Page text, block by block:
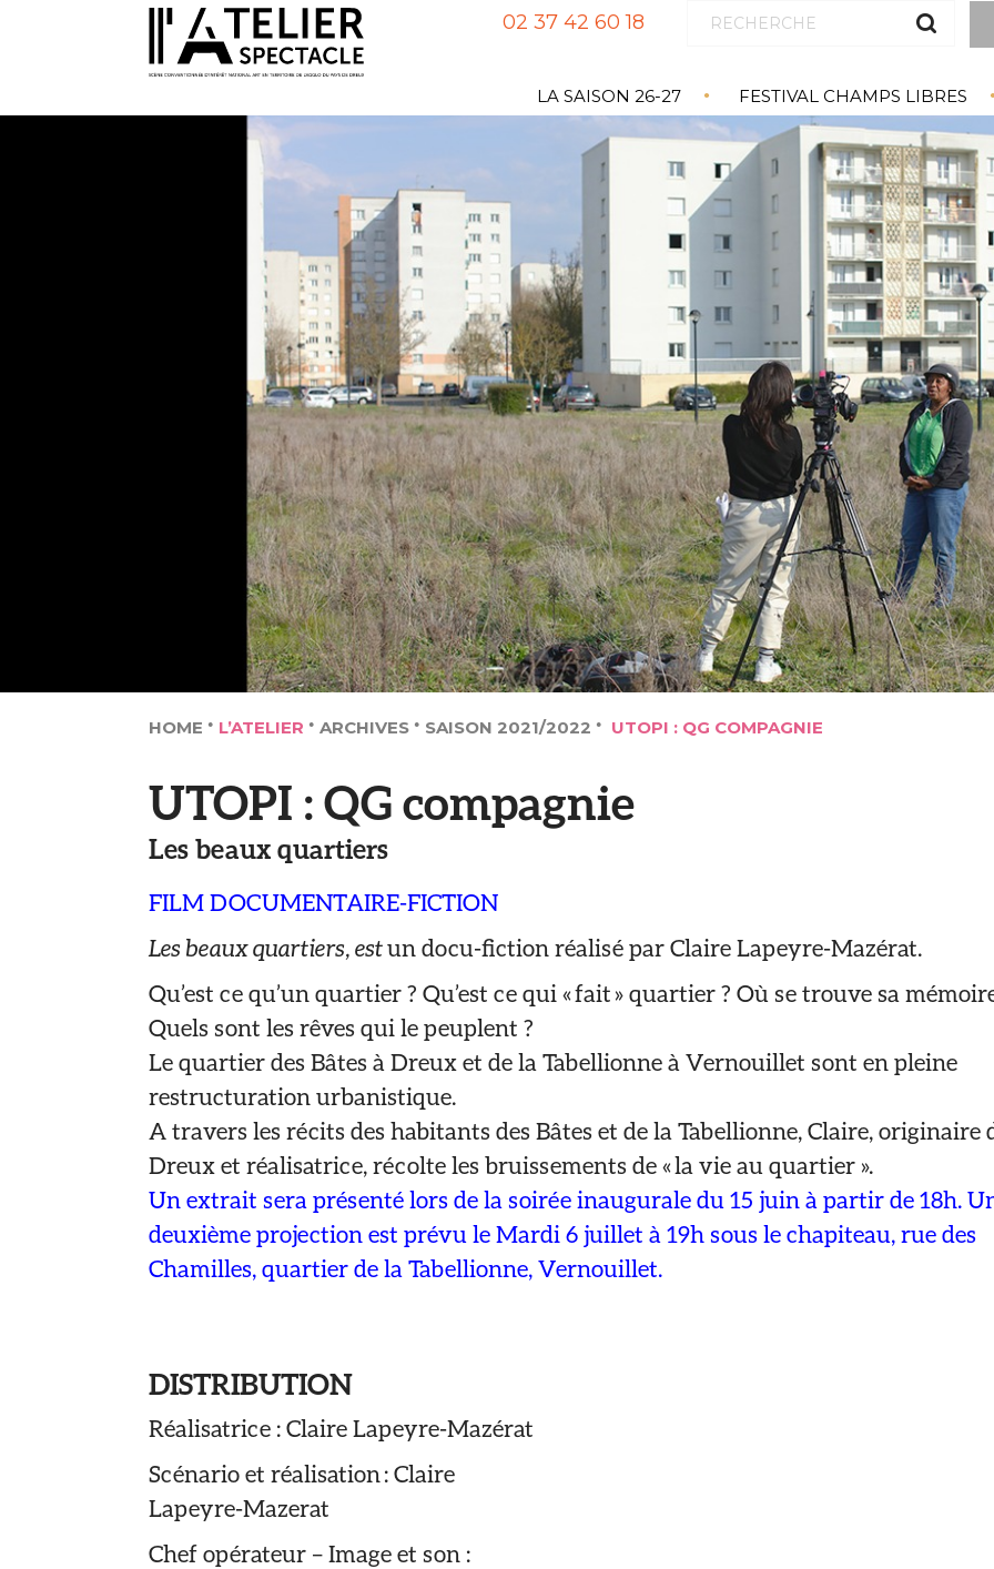
02 37 42 60 18
LA SAISON 26-27 FESTIVAL CHAMPS LIBRES
HOME L’ATELIER ARCHIVES SAISON 2021/2022 UTOPI : QG COMPAGNIE
UTOPI : QG compagnie
Les beaux quartiers
FILM DOCUMENTAIRE-FICTION
Les beaux quartiers, estun docu-fiction réalisé par Claire Lapeyre-Mazérat.
Qu’est ce qu’un quartier ? Qu’est ce qui « fait » quartier ? Où se trouve sa
Quels sont les rêves qui le peuplent ?
Le quartier des Bâtes à Dreux et de la Tabellionne à Vernouillet sont en pleine
restructuration urbanistique.
A travers les récits des habitants des Bâtes et de la Tabellionne, Claire, originaire
Dreux et réalisatrice, récolte les bruissements de « la vie au quartier ».
Un extrait sera présenté lors de la soirée inaugurale du 15 juin à partir de 18h.
deuxième projection est prévu le Mardi 6 juillet à 19h sous le chapiteau, rue des
Chamilles, quartier de la Tabellionne, Vernouillet.
DISTRIBUTION
Réalisatrice : Claire Lapeyre-Mazérat
Scénario et réalisation : Claire
Lapeyre-Mazerat
Chef opérateur – Image et son :